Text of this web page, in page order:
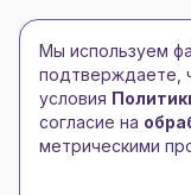
ToggleToggle
Главная/Сумки и
Чемодан
Мы используем
подтверждаете,
условия
согласие на
метрическими